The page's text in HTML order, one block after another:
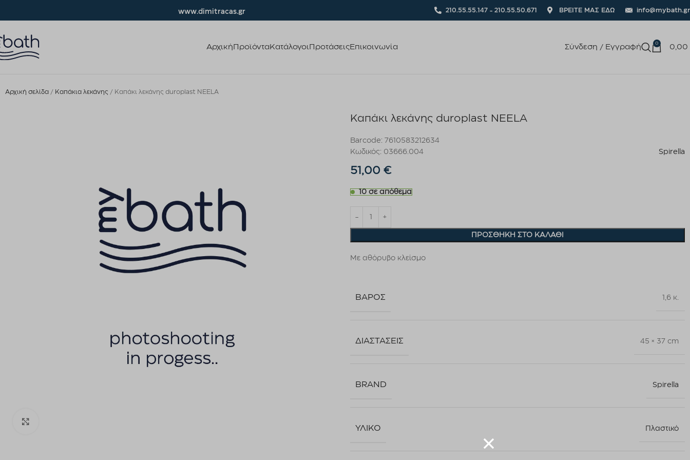
www.dimitracas.gr 210.55.55.147 - 210.55.50.671 ΒΡΕΙΤΕ ΜΑΣ ΕΔΩ info@mybath.gr
Αρχική ΠροϊόνταΚατάλογοι ΠροτάσειςΕπικοινωνία Σύνδεση / Εγγραφή 0 0,00
Αρχική σελίδα Καπάκια λεκάνης Καπάκι λεκάνης duroplast NEELA
Καπάκι λεκάνης duroplast NEELA
Barcode: 7610583212634
Κωδικός: 03666.004
Spirella
51,00 €
10 σε απόθεμα
ΠΡΟΣΘΉΚΗ ΣΤΟ ΚΑΛΆΘΙ
Με αθόρυβο κλείσμο
ΒΆΡΟΣ 1,6 κ.
ΔΙΑΣΤΆΣΕΙΣ 45 × 37 cm
BRAND Spirella
ΥΛΙΚΌ Πλαστικό